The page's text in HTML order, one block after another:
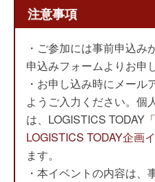
注意事項
・ご参加には事前申込
申込みフォームよりお申
・お申し込み時にメー
ようご入力ください。個
は、LOGISTICS TODAY
LOGISTICS TODAY企画
ます。
・本イベントの内容は